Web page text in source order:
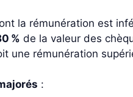
la rémunération est
% de la valeur des
une rémunération
: